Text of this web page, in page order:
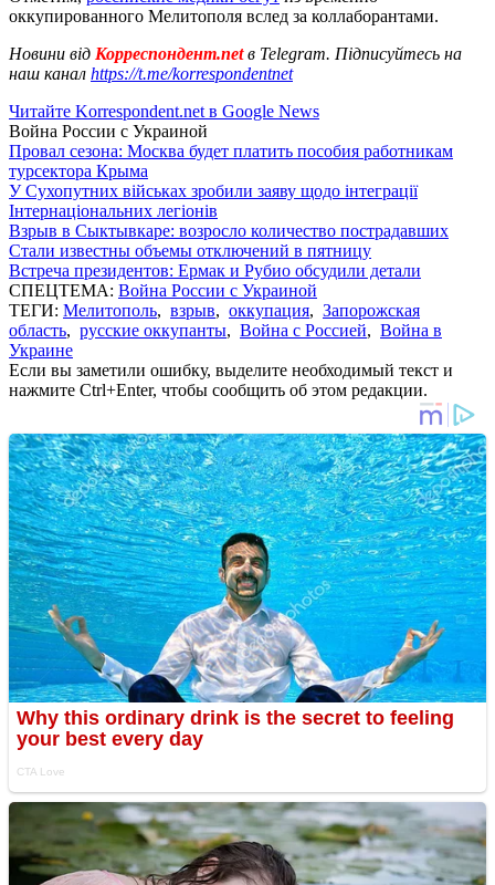
оккупированного Мелитополя вслед за коллаборантами.
Новини від Корреспондент.netв Telegram. Підписуйтесь на
наш канал https://t.me/korrespondentnet
Читайте Korrespondent.net в Google News
Война России с Украиной
Провал сезона: Москва будет платить пособия работникам
турсектора Крыма
У Сухопутних військах зробили заяву щодо інтеграції
Інтернаціональних легіонів
Взрыв в Сыктывкаре: возросло количество пострадавших
Стали известны объемы отключений в пятницу
Встреча президентов: Ермак и Рубио обсудили детали
СПЕЦТЕМА: Война России с Украиной
ТЕГИ: Мелитополь, взрыв, оккупация, Запорожская
область, русские оккупанты, Война с Россией, Война в
Украине
Если вы заметили ошибку, выделите необходимый текст и
нажмите Ctrl+Enter, чтобы сообщить об этом редакции.